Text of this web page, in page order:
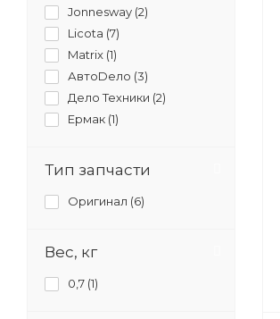
Jonnesway (2)
Licota (7)
Matrix (1)
АвтоDело (3)
Дело Техники (2)
Ермак (1)
Тип запчасти
Оригинал (6)
Вес, кг
0,7 (1)